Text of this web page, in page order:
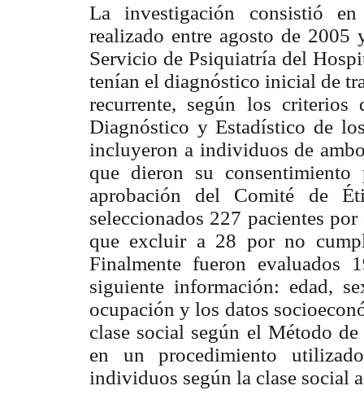
La investigación consistió
realizado entre agosto de 2005
Servicio de Psiquiatría del
tenían el diagnóstico inicial de
recurrente, según los
Diagnóstico y Estadístico de
incluyeron a individuos de
que dieron su
aprobación del Comité de
seleccionados 227 pacientes
que excluir a 28 por no
Finalmente fueron evaluados
siguiente información: edad,
ocupación y los datos
clase social según el Método
en un procedimiento
individuos según la clase social